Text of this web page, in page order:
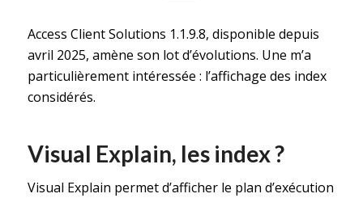
Access Client Solutions 1.1.9.8, disponible depuis
avril 2025, amène son lot d’évolutions. Une m’a
particulièrement intéressée : l’affichage des index
considérés.
Visual Explain, les index ?
Visual Explain permet d’afficher le plan d’exécution